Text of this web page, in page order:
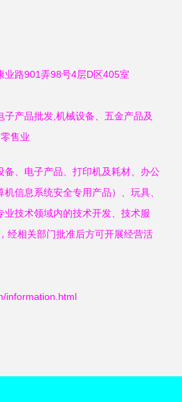
业路901弄98号4层D区405室
子产品批发,机械设备、五金产品及
售业
备、电子产品、打印机及耗材、办公
信息系统安全专用产品）、玩具、
业技术领域内的技术开发、技术服
经相关部门批准后方可开展经营活
information.html